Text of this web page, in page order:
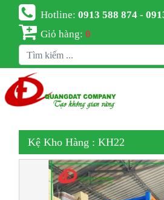
Hotline:0913 588 874 -
Giỏ hàng:0
Kệ Kho Hàng : KH22